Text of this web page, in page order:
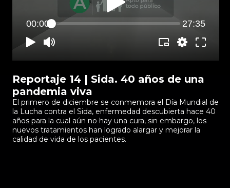
00:00 27:35
Reportaje 14 | Sida. 40 años de una
pandemia viva
El primero de diciembre se conmemora el Día Mundial de
la Lucha contra el Sida, enfermedad descubierta hace 40
años para la cual aún no hay una cura, sin embargo, los
nuevos tratamientos han logrado alargar y mejorar la
calidad de vida de los pacientes.